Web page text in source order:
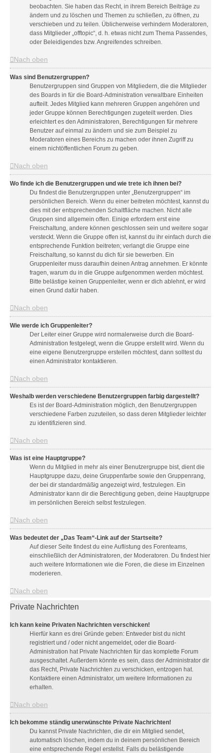
beobachten. Sie haben das Recht, in ihrem Bereich Beiträge zu
ändern und zu löschen und Themen zu schließen, zu öffnen, zu
verschieben und zu teilen. Üblicherweise verhindern Moderatoren,
dass Mitglieder „offtopic“, d. h. etwas nicht zum Thema Passendes,
oder Beleidigendes bzw. Angreifendes schreiben.
Nach oben
Was sind Benutzergruppen?
Benutzergruppen sind Gruppen von Mitgliedern, die die Mitglieder
des Boards in für die Board-Administration verwaltbare Einheiten
aufteilt. Jedes Mitglied kann mehreren Gruppen angehören und
jeder Gruppe können Berechtigungen zugeteilt werden. Dies
erleichtert es den Administratoren, Berechtigungen für mehrere
Benutzer auf einmal zu ändern und sie zum Beispiel zu
Moderatoren eines Bereichs zu machen oder ihnen Zugriff zu
einem nichtöffentlichen Forum zu geben.
Nach oben
Wo finde ich die Benutzergruppen und wie trete ich ihnen bei?
Du findest die Benutzergruppen unter „Benutzergruppen“ im
persönlichen Bereich. Wenn du einer beitreten möchtest, kannst du
dies mit der entsprechenden Schaltfläche machen. Nicht alle
Gruppen sind allgemein offen. Einige erfordern erst eine
Freischaltung, andere können geschlossen sein und weitere sogar
versteckt. Wenn die Gruppe offen ist, kannst du ihr einfach durch die
entsprechende Funktion beitreten; verlangt die Gruppe eine
Freischaltung, so kannst du dich für sie bewerben. Ein
Gruppenleiter muss daraufhin deinen Antrag annehmen. Er könnte
fragen, warum du in die Gruppe aufgenommen werden möchtest.
Bitte belästige keinen Gruppenleiter, wenn er dich ablehnt, er wird
einen Grund dafür haben.
Nach oben
Wie werde ich Gruppenleiter?
Der Leiter einer Gruppe wird normalerweise durch die Board-
Administration festgelegt, wenn die Gruppe erstellt wird. Wenn du
eine eigene Benutzergruppe erstellen möchtest, dann solltest du
einen Administrator kontaktieren.
Nach oben
Weshalb werden verschiedene Benutzergruppen farbig dargestellt?
Es ist der Board-Administration möglich, den Benutzergruppen
verschiedene Farben zuzuteilen, so dass deren Mitglieder leichter
zu identifizieren sind.
Nach oben
Was ist eine Hauptgruppe?
Wenn du Mitglied in mehr als einer Benutzergruppe bist, dient die
Hauptgruppe dazu, deine Gruppenfarbe sowie den Gruppenrang,
der bei dir standardmäßig angezeigt wird, festzulegen. Ein
Administrator kann dir die Berechtigung geben, deine Hauptgruppe
im persönlichen Bereich selbst festzulegen.
Nach oben
Was bedeutet der „Das Team“-Link auf der Startseite?
Auf dieser Seite findest du eine Auflistung des Forenteams,
einschließlich der Administratoren, der Moderatoren. Du findest hier
auch weitere Informationen wie die Foren, die diese im Einzelnen
moderieren.
Nach oben
Private Nachrichten
Ich kann keine Privaten Nachrichten verschicken!
Hierfür kann es drei Gründe geben: Entweder bist du nicht
registriert und / oder nicht angemeldet, oder die Board-
Administration hat Private Nachrichten für das komplette Forum
ausgeschaltet. Außerdem könnte es sein, dass der Administrator dir
das Recht, Private Nachrichten zu verschicken, entzogen hat.
Kontaktiere einen Administrator, um weitere Informationen zu
erhalten.
Nach oben
Ich bekomme ständig unerwünschte Private Nachrichten!
Du kannst Private Nachrichten, die dir ein Mitglied sendet,
automatisch löschen, indem du in deinem persönlichen Bereich
eine entsprechende Regel erstellst. Falls du belästigende